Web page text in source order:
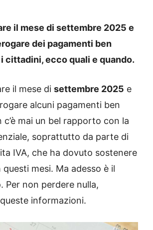
il mese di settembre 2025 e
dei pagamenti ben
cittadini, ecco quali e quando.
il mese di settembre 2025 e
alcuni pagamenti ben
c’è mai un bel rapporto con la
soprattutto da parte di
IVA, che ha dovuto sostenere
questi mesi. Ma adesso è il
Per non perdere nulla,
informazioni.